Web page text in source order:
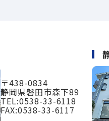
〒438-0834
静岡県磐田市森下89
TEL:0538-33-6118
FAX:0538-33-6117